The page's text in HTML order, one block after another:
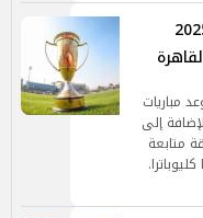
كأس السوبر المصري 2025
مباريات
بالإضافة إلى
متابعة